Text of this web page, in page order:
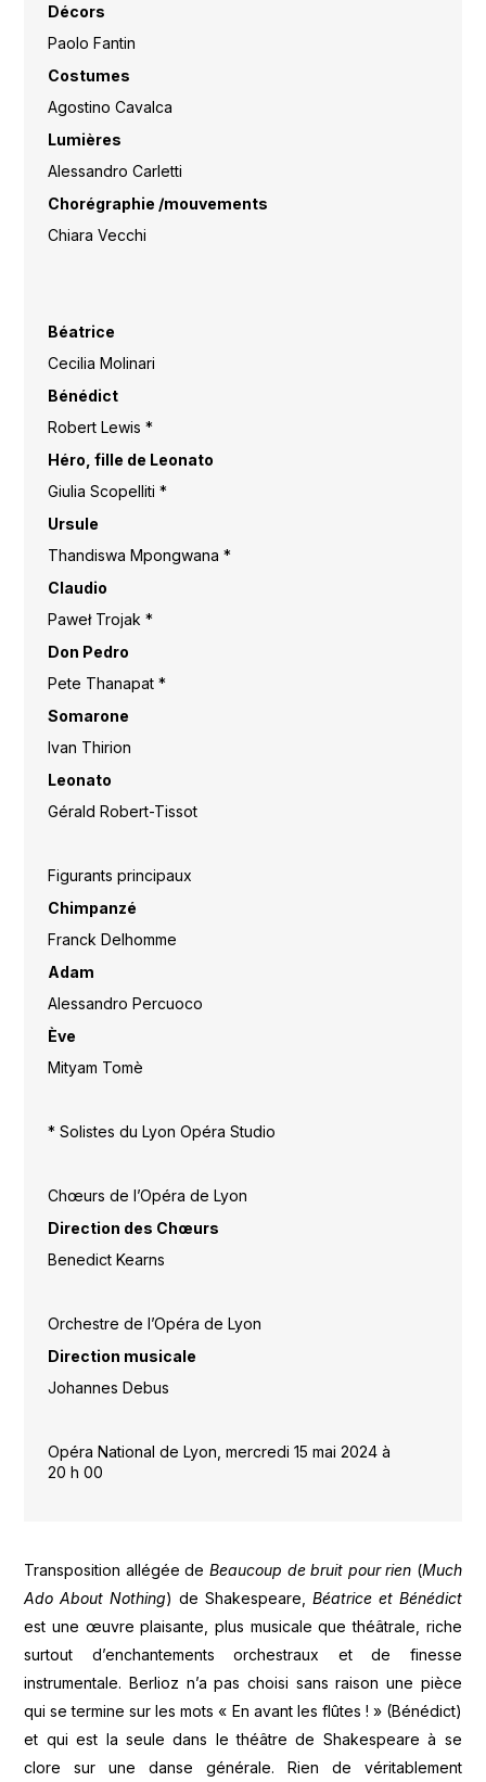
Décors
Paolo Fantin
Costumes
Agostino Cavalca
Lumières
Alessandro Carletti
Chorégraphie /mouvements
Chiara Vecchi
Béatrice
Cecilia Molinari
Bénédict
Robert Lewis *
Héro, fille de Leonato
Giulia Scopelliti *
Ursule
Thandiswa Mpongwana *
Claudio
Paweł Trojak *
Don Pedro
Pete Thanapat *
Somarone
Ivan Thirion
Leonato
Gérald Robert-Tissot
Figurants principaux
Chimpanzé
Franck Delhomme
Adam
Alessandro Percuoco
Ève
Mityam Tomè
* Solistes du Lyon Opéra Studio
Chœurs de l’Opéra de Lyon
Direction des Chœurs
Benedict Kearns
Orchestre de l’Opéra de Lyon
Direction musicale
Johannes Debus
Opéra National de Lyon, mercredi 15 mai 2024 à
20 h 00
Transposition allégée de Beaucoup de bruit pour rien (Much
Ado About Nothing) de Shakespeare, Béatrice et Bénédict
est une œuvre plaisante, plus musicale que théâtrale, riche
surtout d’enchantements orchestraux et de finesse
instrumentale. Berlioz n’a pas choisi sans raison une pièce
qui se termine sur les mots « En avant les flûtes ! » (Bénédict)
et qui est la seule dans le théâtre de Shakespeare à se
clore sur une danse générale. Rien de véritablement